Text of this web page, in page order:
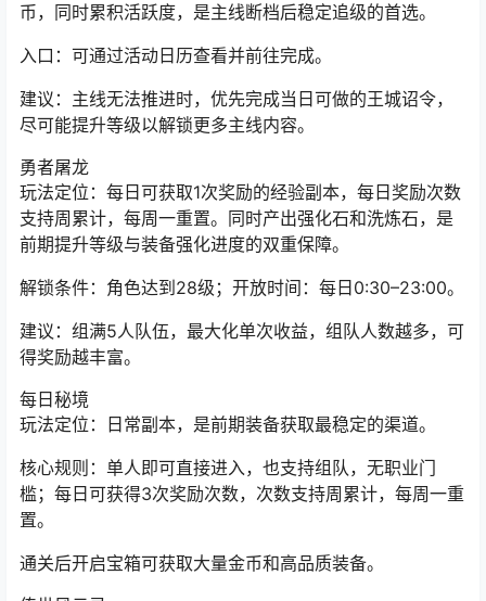
玩法定位：日常核心任务，完成后可获得大量经验、金
建议：主线无法推进时，优先完成当日可做的王城诏令，
勇者屠龙
玩法定位：每日可获取1次奖励的经验副本，每日奖励次数
支持周累计，每周一重置。同时产出强化石和洗炼石，是
建议：组满5人队伍，最大化单次收益，组队人数越多，可
每日秘境
核心规则：单人即可直接进入，也支持组队，无职业门
槛；每日可获得3次奖励次数，次数支持周累计，每周一重